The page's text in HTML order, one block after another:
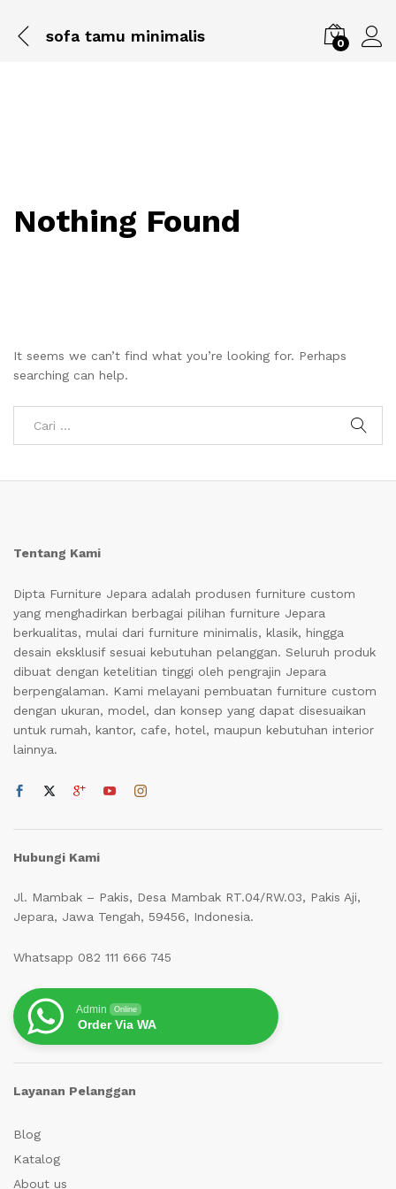
sofa tamu minimalis 0
Nothing Found
It seems we can’t find what you’re looking for. Perhaps
searching can help.
Tentang Kami
Dipta Furniture Jepara adalah produsen furniture custom
yang menghadirkan berbagai pilihan furniture Jepara
berkualitas, mulai dari furniture minimalis, klasik, hingga
desain eksklusif sesuai kebutuhan pelanggan. Seluruh produk
dibuat dengan ketelitian tinggi oleh pengrajin Jepara
berpengalaman. Kami melayani pembuatan furniture custom
dengan ukuran, model, dan konsep yang dapat disesuaikan
untuk rumah, kantor, cafe, hotel, maupun kebutuhan interior
lainnya.
Hubungi Kami
Jl. Mambak – Pakis, Desa Mambak RT.04/RW.03, Pakis Aji,
Jepara, Jawa Tengah, 59456, Indonesia.
Whatsapp 082 111 666 745
Admin Online
Order Via WA
Layanan Pelanggan
Blog
Katalog
About us